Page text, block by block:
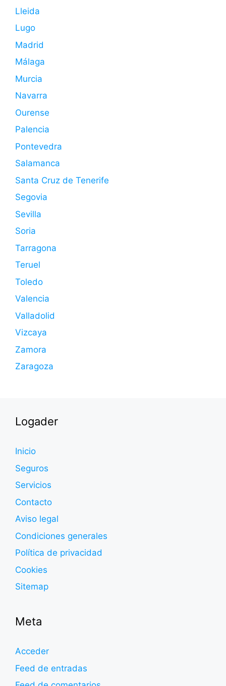
Lleida
Lugo
Madrid
Málaga
Murcia
Navarra
Ourense
Palencia
Pontevedra
Salamanca
Santa Cruz de Tenerife
Segovia
Sevilla
Soria
Tarragona
Teruel
Toledo
Valencia
Valladolid
Vizcaya
Zamora
Zaragoza
Logader
Inicio
Seguros
Servicios
Contacto
Aviso legal
Condiciones generales
Política de privacidad
Cookies
Sitemap
Meta
Acceder
Feed de entradas